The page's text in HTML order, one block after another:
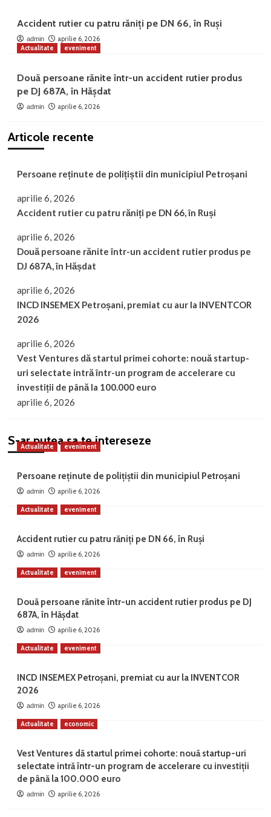
Accident rutier cu patru răniți pe DN 66, în Ruși
admin
aprilie 6, 2026
Actualitate
eveniment
Două persoane rănite într-un accident rutier produs
pe DJ 687A, în Hășdat
admin aprilie 6, 2026
Articole recente
Persoane reținute de polițiștii din municipiul Petroșani
aprilie 6, 2026
Accident rutier cu patru răniți pe DN 66, în Ruși
aprilie 6, 2026
Două persoane rănite într-un accident rutier produs pe
DJ 687A, în Hășdat
aprilie 6, 2026
INCD INSEMEX Petroșani, premiat cu aur la INVENTCOR
2026
aprilie 6, 2026
Vest Ventures dă startul primei cohorte: nouă startup-
uri selectate intră într-un program de accelerare cu
investiții de până la 100.000 euro
aprilie 6, 2026
S-ar putea sa te intereseze
Actualitate eveniment
Persoane reținute de polițiștii din municipiul Petroșani
admin aprilie 6, 2026
Actualitate eveniment
Accident rutier cu patru răniți pe DN 66, în Ruși
admin aprilie 6, 2026
Actualitate eveniment
Două persoane rănite într-un accident rutier produs pe DJ
687A, în Hășdat
admin aprilie 6, 2026
Actualitate eveniment
INCD INSEMEX Petroșani, premiat cu aur la INVENTCOR
2026
admin aprilie 6, 2026
Actualitate economic
Vest Ventures dă startul primei cohorte: nouă startup-uri
selectate intră într-un program de accelerare cu investiții
de până la 100.000 euro
admin aprilie 6, 2026